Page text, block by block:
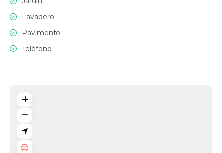
Lavadero
Pavimento
Teléfono